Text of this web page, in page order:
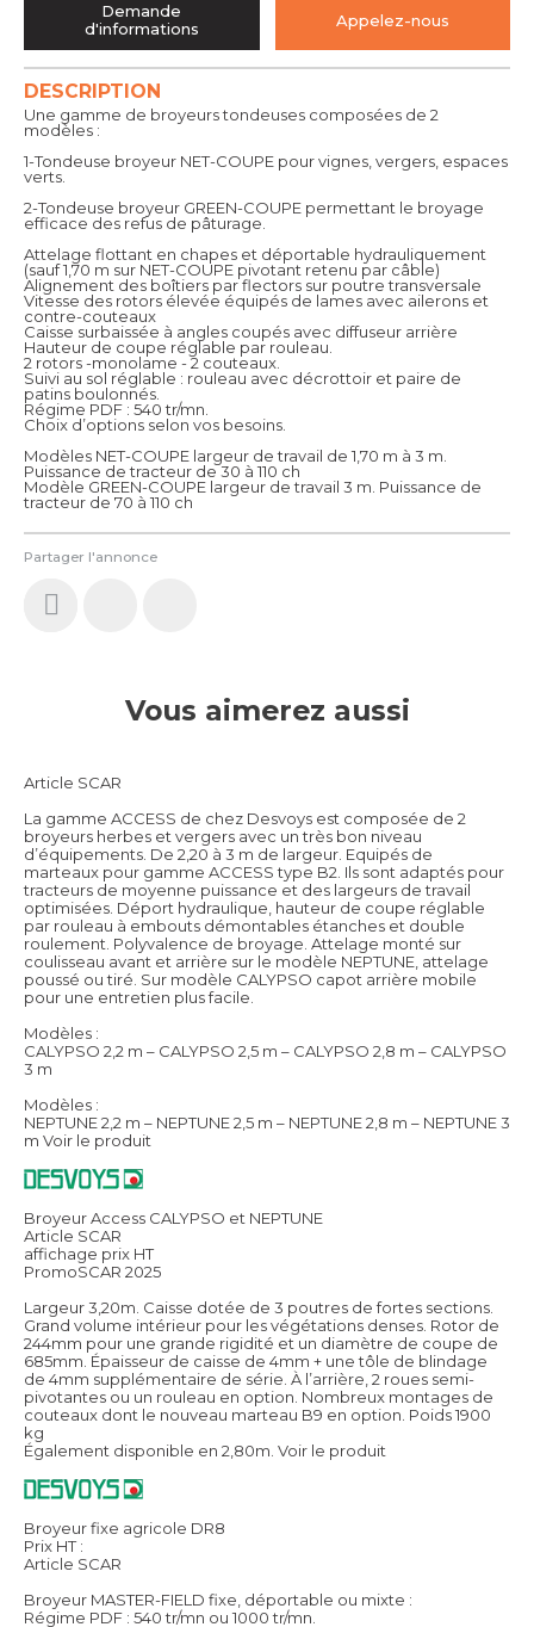
Partager l'annonce
DESCRIPTION
Une gamme de broyeurs tondeuses composées de 2
modèles :
1-Tondeuse broyeur NET-COUPE pour vignes, vergers, espaces
verts.
2-Tondeuse broyeur GREEN-COUPE permettant le broyage
efficace des refus de pâturage.
Attelage flottant en chapes et déportable hydrauliquement
(sauf 1,70 m sur NET-COUPE pivotant retenu par câble)
Alignement des boîtiers par flectors sur poutre transversale
Vitesse des rotors élevée équipés de lames avec ailerons et
contre-couteaux
Caisse surbaissée à angles coupés avec diffuseur arrière
Hauteur de coupe réglable par rouleau.
2 rotors -monolame - 2 couteaux.
Suivi au sol réglable : rouleau avec décrottoir et paire de
patins boulonnés.
Régime PDF : 540 tr/mn.
Choix d’options selon vos besoins.
Modèles NET-COUPE largeur de travail de 1,70 m à 3 m.
Puissance de tracteur de 30 à 110 ch
Modèle GREEN-COUPE largeur de travail 3 m. Puissance de
tracteur de 70 à 110 ch
Demande
d'informations
Appelez-nous
Vous aimerez aussi
Article SCAR
La gamme ACCESS de chez Desvoys est composée de 2
broyeurs herbes et vergers avec un très bon niveau
d’équipements. De 2,20 à 3 m de largeur. Equipés de
marteaux pour gamme ACCESS type B2. Ils sont adaptés pour
tracteurs de moyenne puissance et des largeurs de travail
optimisées. Déport hydraulique, hauteur de coupe réglable
par rouleau à embouts démontables étanches et double
roulement. Polyvalence de broyage. Attelage monté sur
coulisseau avant et arrière sur le modèle NEPTUNE, attelage
poussé ou tiré. Sur modèle CALYPSO capot arrière mobile
pour une entretien plus facile.
Modèles :
CALYPSO 2,2 m – CALYPSO 2,5 m – CALYPSO 2,8 m – CALYPSO
3 m
Modèles :
NEPTUNE 2,2 m – NEPTUNE 2,5 m – NEPTUNE 2,8 m – NEPTUNE 3
m Voir le produit
Broyeur Access CALYPSO et NEPTUNE
Article SCAR
affichage prix HT
PromoSCAR 2025
Largeur 3,20m. Caisse dotée de 3 poutres de fortes sections.
Grand volume intérieur pour les végétations denses. Rotor de
244mm pour une grande rigidité et un diamètre de coupe de
685mm. Épaisseur de caisse de 4mm + une tôle de blindage
de 4mm supplémentaire de série. À l’arrière, 2 roues semi-
pivotantes ou un rouleau en option. Nombreux montages de
couteaux dont le nouveau marteau B9 en option. Poids 1900
kg
Également disponible en 2,80m. Voir le produit
Broyeur fixe agricole DR8
Prix HT :
Article SCAR
Broyeur MASTER-FIELD fixe, déportable ou mixte :
Régime PDF : 540 tr/mn ou 1000 tr/mn.